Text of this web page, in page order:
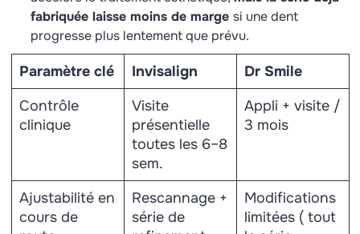
fabriquée laisse moins de marge si une dent
progresse plus lentement que prévu.
Paramètre clé Invisalign
Dr Smile
Contrôle
clinique
Visite
présentielle
toutes les 6–8
sem.
Appli + visite /
3 mois
Ajustabilité en
cours de
Rescannage +
série de
Modifications
limitées ( tout